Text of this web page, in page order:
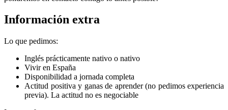
Información extra
Lo que pedimos:
Inglés prácticamente nativo o nativo
Vivir en España
Disponibilidad a jornada completa
Actitud positiva y ganas de aprender (no pedimos experiencia
previa). La actitud no es negociable